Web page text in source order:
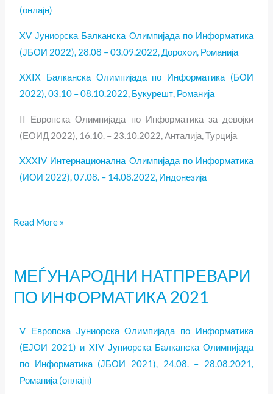
(онлајн)
XV Јуниорска Балканска Олимпијада по Информатика
(ЈБОИ 2022), 28.08 – 03.09.2022, Дорохои, Романија
XXIX Балканска Олимпијада по Информатика (БОИ
2022), 03.10 – 08.10.2022, Букурешт, Романија
II Европска Олимпијада по Информатика за девојки
(ЕОИД 2022), 16.10. – 23.10.2022, Анталија, Турција
XXXIV Интернационална Олимпијада по Информатика
(ИОИ 2022), 07.08. – 14.08.2022, Индонезија
Read More »
МЕЃУНАРОДНИ НАТПРЕВАРИ
ПО ИНФОРМАТИКА 2021
V Европска Јуниорска Олимпијада по Информатика
(ЕЈОИ 2021) и XIV Јуниорска Балканска Олимпијада
по Информатика (ЈБОИ 2021), 24.08. – 28.08.2021,
Романија (онлајн)
МЕЃУНАРОДНИ
ПО